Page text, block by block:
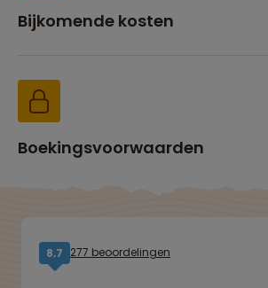
Bijkomende kosten
Boekingsvoorwaarden
8,7 277 beoordelingen